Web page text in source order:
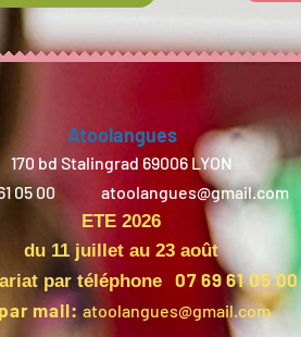
Atoolangues
170 bd Stalingrad 69006 LYON
61 05 00 atoolangues@gmail.com
ETE 2026
du 11 juillet au 23 août
par téléphone
07 69 61 05 00
mail: atoolangues@gmail.com